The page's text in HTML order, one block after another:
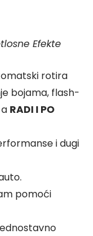
Efekte
rotira
bojama, flash-
RADI I PO
i dugi
pomoći